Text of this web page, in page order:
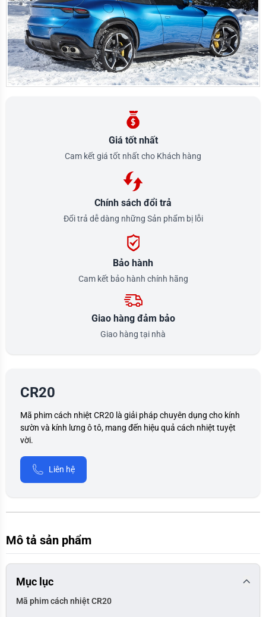
Giá tốt nhất
Cam kết giá tốt nhất cho Khách hàng
Chính sách đổi trả
Đổi trả dễ dàng những Sản phẩm bị lỗi
Bảo hành
Cam kết bảo hành chính hãng
Giao hàng đảm bảo
Giao hàng tại nhà
CR20
Mã phim cách nhiệt CR20 là giải pháp chuyên dụng cho kính
sườn và kính lưng ô tô, mang đến hiệu quả cách nhiệt tuyệt
vời.
Liên hệ
Mô tả sản phẩm
Mục lục
Mã phim cách nhiệt CR20